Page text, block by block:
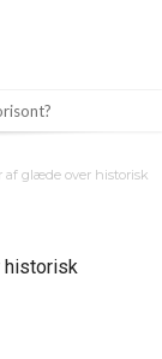
Hvor mange penge
af glæde over historisk
historisk